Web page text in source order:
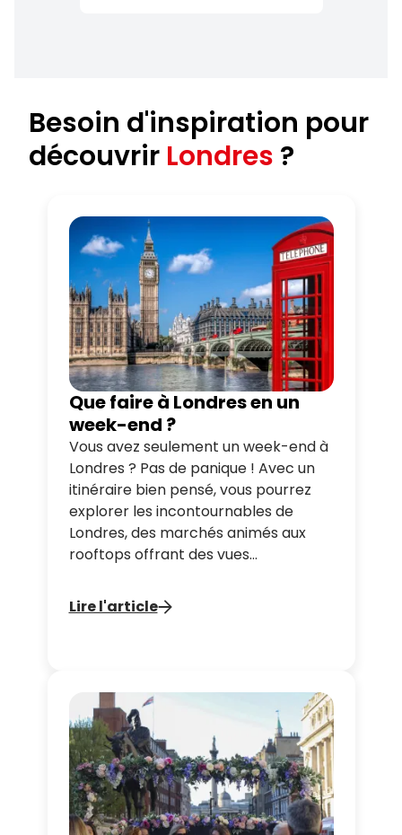
Besoin d'inspiration pour
découvrir Londres ?
Que faire à Londres en un
week-end ?
Vous avez seulement un week-end à
Londres ? Pas de panique ! Avec un
itinéraire bien pensé, vous pourrez
explorer les incontournables de
Londres, des marchés animés aux
rooftops offrant des vues
vous donnera toutes les astuces pour
profiter pleinement de 48 heures
Lire l'article